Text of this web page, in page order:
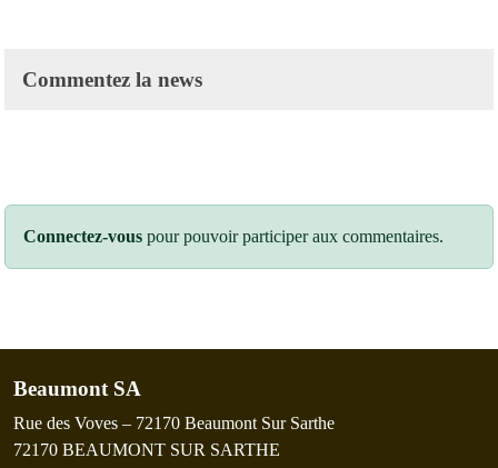
Commentez la news
Connectez-vous pour pouvoir participer aux commentaires.
Beaumont SA
Rue des Voves – 72170 Beaumont Sur Sarthe
72170 BEAUMONT SUR SARTHE